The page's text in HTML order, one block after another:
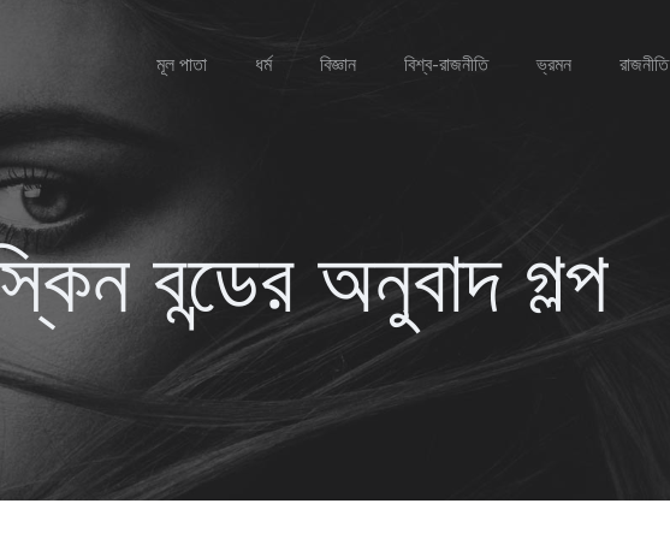
মূল পাতা ধর্ম বিজ্ঞান বিশ্ব-রাজনীতি ভ্রমন রাজনীতি
বন্ডের অনুবাদ গল্প